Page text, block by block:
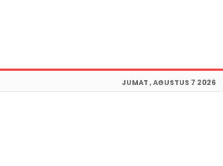
JUMAT , AGUSTUS 7 2026